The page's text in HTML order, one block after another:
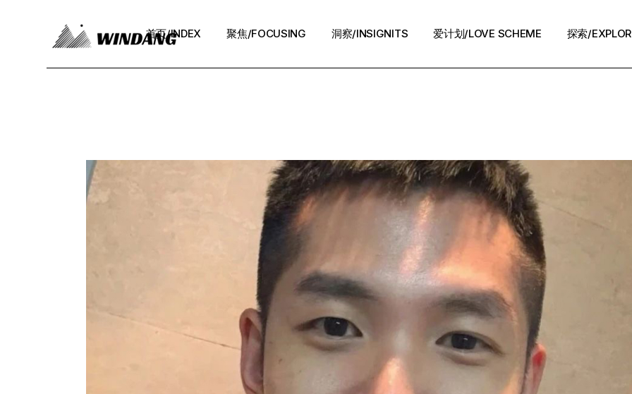
首页/INDEX 聚焦/FOCUSING 洞察/INSIGNITS 爱计划/LOVE SCHEME
夜话/Night Chat
探索/